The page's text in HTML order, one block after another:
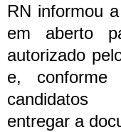
RN informou
em aberto
autorizado
e,
candidatos
entregar a